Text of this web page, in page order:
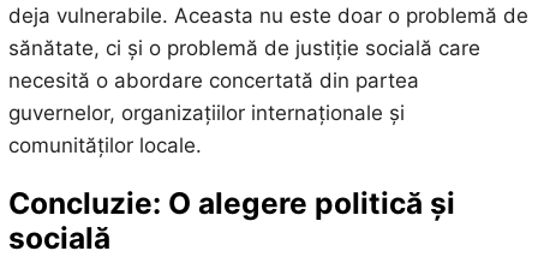
deja vulnerabile. Aceasta nu este doar o problemă de
sănătate, ci și o problemă de justiție socială care
necesită o abordare concertată din partea
guvernelor, organizațiilor internaționale și
comunităților locale.
Concluzie: O alegere politică și
socială